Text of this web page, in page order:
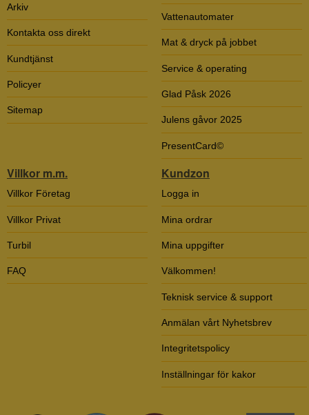
Arkiv
Kontakta oss direkt
Kundtjänst
Policyer
Sitemap
Vattenautomater
Mat & dryck på jobbet
Service & operating
Glad Påsk 2026
Julens gåvor 2025
PresentCard©
Villkor m.m.
Villkor Företag
Villkor Privat
Turbil
FAQ
Kundzon
Logga in
Mina ordrar
Mina uppgifter
Välkommen!
Teknisk service & support
Anmälan vårt Nyhetsbrev
Integritetspolicy
Inställningar för kakor